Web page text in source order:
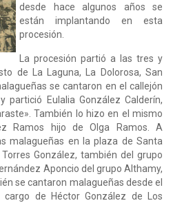
desde hace algunos años se
están implantando en esta
procesión.
La procesión partió a las tres y
de La Laguna, La Dolorosa, San
se cantaron en el callejón
partició Eulalia González Calderín,
También lo hizo en el mismo
Ramos hijo de Olga Ramos. A
malagueñas en la plaza de Santa
González, también del grupo
Aponcio del grupo Althamy,
se cantaron malagueñas desde el
de Héctor González de Los